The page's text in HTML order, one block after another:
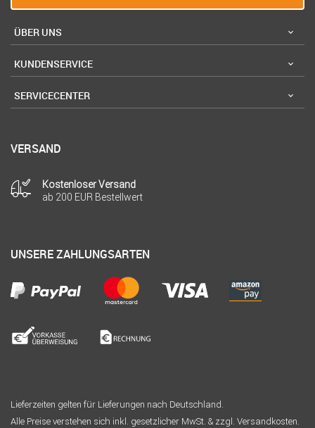
ÜBER UNS
KUNDENSERVICE
SERVICECENTER
VERSAND
Kostenloser Versand
ab 200 EUR Bestellwert
UNSERE ZAHLUNGSARTEN
Lieferzeiten gelten für Lieferungen nach Deutschland.
Alle Preise verstehen sich inkl. gesetzlicher MwSt. & zzgl. Versandkosten.